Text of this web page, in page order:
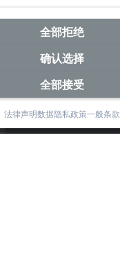
贸易(上海)有限公司
全部拒绝
确认选择
全部接受
法律声明数据隐私政策一般条款